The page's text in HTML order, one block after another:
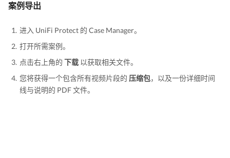
案例导出
进入 UniFi Protect 的 Case Manager。
打开所需案例。
点击右上角的 下载 以获取相关文件。
您将获得一个包含所有视频片段的 压缩包，以及一份详细时间
线与说明的 PDF 文件。